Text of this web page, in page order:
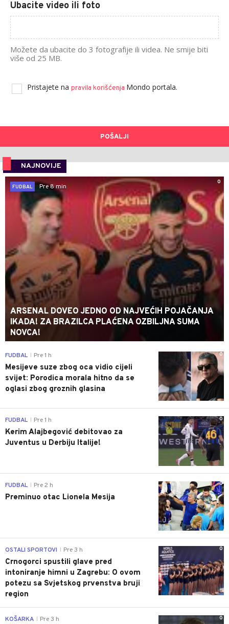
Ubacite video ili foto
Možete da ubacite do 3 fotografije ili videa. Ne smije biti
više od 25 MB.
Pristajete na pravila korišćenja Mondo portala.
POŠALJI
NAJNOVIJE
0
FUDBAL
Pre 8 min
ARSENAL DOVEO JEDNO OD NAJVEĆIH POJAČANJA
IKADA! ZA BRAZILCA PLAĆENA OZBILJNA SUMA
NOVCA!
0
FUDBAL Pre 1 h
Mesijeve suze zbog oca vidio cijeli
svijet: Porodica morala hitno da se
oglasi zbog groznih glasina
0
FUDBAL Pre 1 h
Kerim Alajbegović debitovao za
Juventus u Derbiju Italije!
0
FUDBAL Pre 2 h
Preminuo otac Lionela Mesija
0
OSTALI SPORTOVI Pre 3 h
Crnogorci spustili glave pred
intoniranje himni u Zagrebu: O ovom
potezu sa Svjetskog prvenstva bruji
region
0
KOŠARKA Pre 3 h